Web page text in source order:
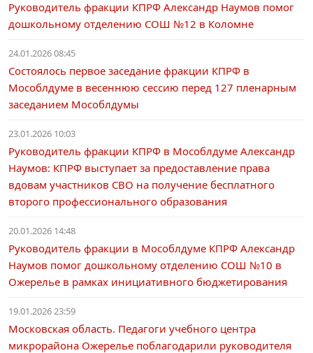
Руководитель фракции КПРФ Александр Наумов помог
дошкольному отделению СОШ №12 в Коломне
24.01.2026 08:45
Состоялось первое заседание фракции КПРФ в
Мособлдуме в весеннюю сессию перед 127 пленарным
заседанием Мособлдумы
23.01.2026 10:03
Руководитель фракции КПРФ в Мособлдуме Александр
Наумов: КПРФ выступает за предоставление права
вдовам участников СВО на получение бесплатного
второго профессионального образования
20.01.2026 14:48
Руководитель фракции в Мособлдуме КПРФ Александр
Наумов помог дошкольному отделению СОШ №10 в
Ожерелье в рамках инициативного бюджетирования
19.01.2026 23:59
Московская область. Педагоги учебного центра
микрорайона Ожерелье поблагодарили руководителя